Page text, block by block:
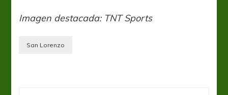
Imagen destacada: TNT Sports
San Lorenzo